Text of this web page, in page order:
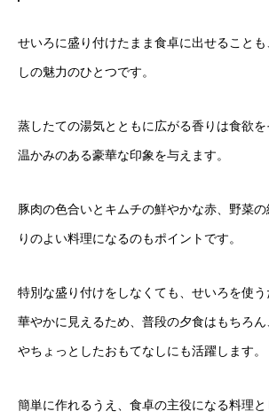
せいろに盛り付けたまま食卓に出せること
しの魅力のひとつです。
蒸したての湯気とともに広がる香りは食欲
温かみのある豪華な印象を与えます。
豚肉の色合いとキムチの鮮やかな赤、野菜
りのよい料理になるのもポイントです。
特別な盛り付けをしなくても、せいろを使
華やかに見えるため、普段の夕食はもちろ
やちょっとしたおもてなしにも活躍します。
簡単に作れるうえ、食卓の主役になる料理